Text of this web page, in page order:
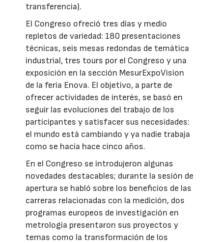
transferencia).
El Congreso ofreció tres días y medio
repletos de variedad: 180 presentaciones
técnicas, seis mesas redondas de temática
industrial, tres tours por el Congreso y una
exposición en la sección MesurExpoVision
de la feria Enova. El objetivo, a parte de
ofrecer actividades de interés, se basó en
seguir las evoluciones del trabajo de los
participantes y satisfacer sus necesidades:
el mundo está cambiando y ya nadie trabaja
como se hacía hace cinco años.
En el Congreso se introdujeron algunas
novedades destacables; durante la sesión de
apertura se habló sobre los beneficios de las
carreras relacionadas con la medición, dos
programas europeos de investigación en
metrología presentaron sus proyectos y
temas como la transformación de los